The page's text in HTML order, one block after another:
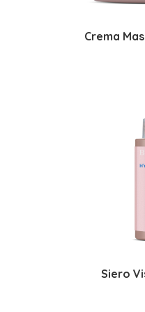
Crema
Siero